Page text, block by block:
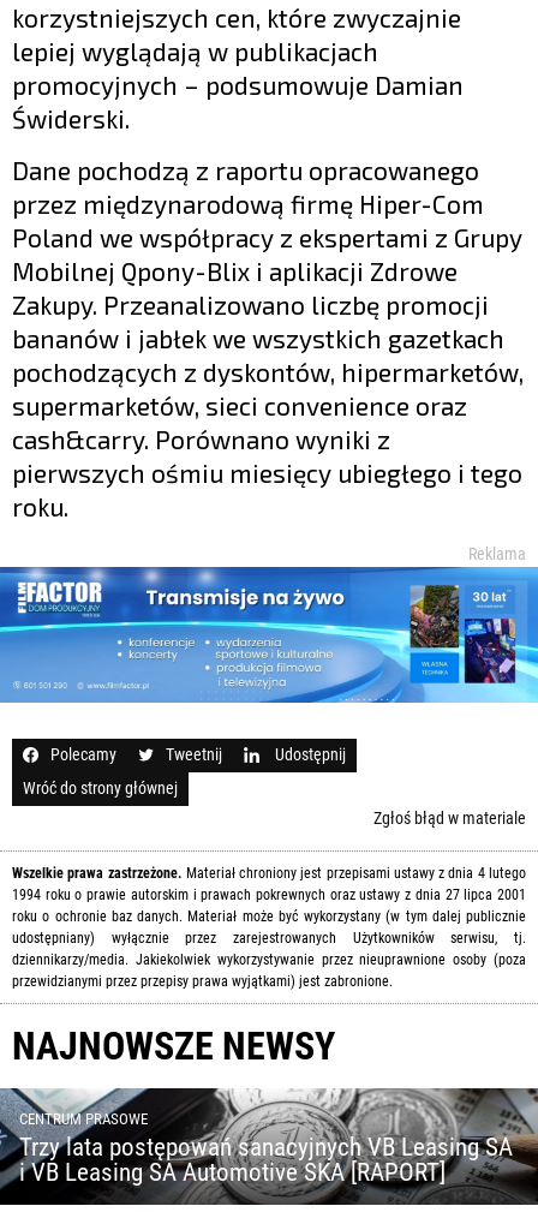
korzystniejszych cen, które zwyczajnie
lepiej wyglądają w publikacjach
promocyjnych – podsumowuje Damian
Świderski.
Dane pochodzą z raportu opracowanego
przez międzynarodową firmę Hiper-Com
Poland we współpracy z ekspertami z Grupy
Mobilnej Qpony-Blix i aplikacji Zdrowe
Zakupy. Przeanalizowano liczbę promocji
bananów i jabłek we wszystkich gazetkach
pochodzących z dyskontów, hipermarketów,
supermarketów, sieci convenience oraz
cash&carry. Porównano wyniki z
pierwszych ośmiu miesięcy ubiegłego i tego
roku.
Reklama
Polecamy Tweetnij
Udostępnij
Wróć do strony głównej
Zgłoś błąd w materiale
Wszelkie prawa zastrzeżone. Materiał chroniony jest przepisami ustawy z dnia 4 lutego
1994 roku o prawie autorskim i prawach pokrewnych oraz ustawy z dnia 27 lipca 2001
roku o ochronie baz danych. Materiał może być wykorzystany (w tym dalej publicznie
udostępniany) wyłącznie przez zarejestrowanych Użytkowników serwisu, tj.
dziennikarzy/media. Jakiekolwiek wykorzystywanie przez nieuprawnione osoby (poza
przewidzianymi przez przepisy prawa wyjątkami) jest zabronione.
NAJNOWSZE NEWSY
CENTRUM PRASOWE
Trzy lata postępowań sanacyjnych VB Leasing SA
i VB Leasing SA Automotive SKA [RAPORT]